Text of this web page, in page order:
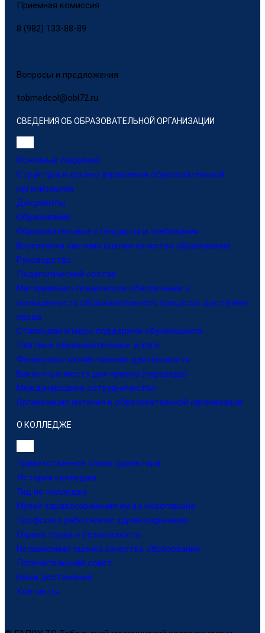
Приёмная комиссия
8 (982) 133-88-89
Вопросы и предложения
tobmedcol@obl72.ru
СВЕДЕНИЯ ОБ ОБРАЗОВАТЕЛЬНОЙ ОРГАНИЗАЦИИ
Основные сведения
Структура и органы управления образовательной
организацией
Документы
Образование
Образовательные стандарты и требования
Внутренняя система оценки качества образования
Руководство
Педагогический состав
Материально-техническое обеспечение и
оснащенность образовательного процесса. доступная
среда
Стипендии и меры поддержки обучающихся
Платные образовательные услуги
Финансово-хозяйственная деятельность
Вакантные места для приема (перевода)
Международное сотрудничество
Организация питания в образовательной организации
О КОЛЛЕДЖЕ
Приветственное слово директора
История колледжа
Гид по колледжу
Музей здравоохранения им.а.к.новопашина
Профсоюз работников здравоохранения
Охрана труда и безопасность
Независимая оценка качества образования
Попечительский совет
Наши достижения
Контакты